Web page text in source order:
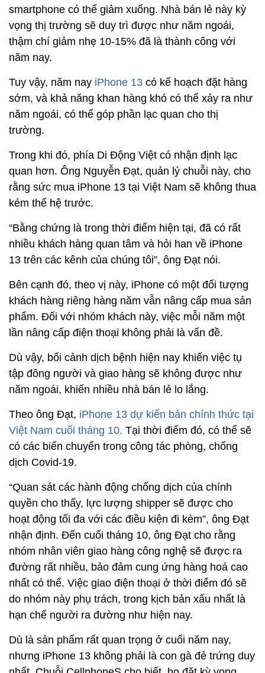
smartphone có thể giảm xuống. Nhà bán lẻ này kỳ
vọng thị trường sẽ duy trì được như năm ngoái,
thậm chí giảm nhẹ 10-15% đã là thành công với
năm nay.
Tuy vậy, năm nay iPhone 13 có kế hoạch đặt hàng
sớm, và khả năng khan hàng khó có thể xảy ra như
năm ngoái, có thể góp phần lạc quan cho thị
trường.
Trong khi đó, phía Di Động Việt có nhận định lạc
quan hơn. Ông Nguyễn Đạt, quản lý chuỗi này, cho
rằng sức mua iPhone 13 tại Việt Nam sẽ không thua
kém thế hệ trước.
“Bằng chứng là trong thời điểm hiện tại, đã có rất
nhiều khách hàng quan tâm và hỏi han về iPhone
13 trên các kênh của chúng tôi”, ông Đạt nói.
Bên cạnh đó, theo vị này, iPhone có một đối tượng
khách hàng riêng hàng năm vẫn nâng cấp mua sản
phẩm. Đối với nhóm khách này, việc mỗi năm một
lần nâng cấp điện thoại không phải là vấn đề.
Dù vậy, bối cảnh dịch bệnh hiện nay khiến việc tụ
tập đông người và giao hàng sẽ không được như
năm ngoái, khiến nhiều nhà bán lẻ lo lắng.
Theo ông Đạt, iPhone 13 dự kiến bán chính thức tại
Việt Nam cuối tháng 10. Tại thời điểm đó, có thể sẽ
có các biến chuyển trong công tác phòng, chống
dịch Covid-19.
“Quan sát các hành động chống dịch của chính
quyền cho thấy, lực lượng shipper sẽ được cho
hoạt động tối đa với các điều kiện đi kèm”, ông Đạt
nhận định. Đến cuối tháng 10, ông Đạt cho rằng
nhóm nhân viên giao hàng công nghệ sẽ được ra
đường rất nhiều, bảo đảm cung ứng hàng hoá cao
nhất có thể. Việc giao điện thoại ở thời điểm đó sẽ
do nhóm này phụ trách, trong kịch bản xấu nhất là
hạn chế người ra đường như hiện nay.
Dù là sản phẩm rất quan trọng ở cuối năm nay,
nhưng iPhone 13 không phải là con gà đẻ trứng duy